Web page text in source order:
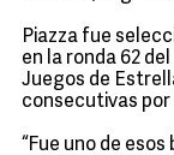
Piazza fue
en la ronda 62
Juegos de
consecutivas por
“Fue uno de